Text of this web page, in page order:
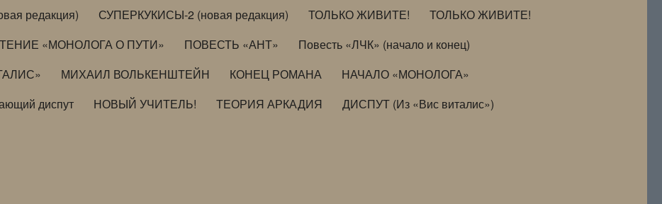
редакция) СУПЕРКУКИСЫ-2 (новая редакция) ТОЛЬКО ЖИВИТЕ!
ТОЛЬКО ЖИВИТЕ!
«МОНОЛОГА О ПУТИ» ПОВЕСТЬ «АНТ»
Повесть «ЛЧК» (начало и конец)
МИХАИЛ ВОЛЬКЕНШТЕЙН КОНЕЦ РОМАНА
НАЧАЛО «МОНОЛОГА»
диспут НОВЫЙ УЧИТЕЛЬ! ТЕОРИЯ АРКАДИЯ ДИСПУТ (Из «Вис виталис»)